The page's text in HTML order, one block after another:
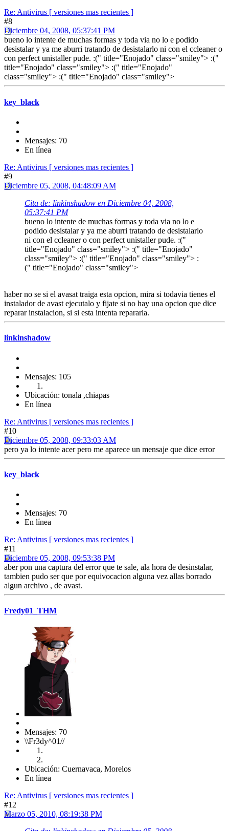
Re: Antivirus [ versiones mas recientes ]
#8
Diciembre 04, 2008, 05:37:41 PM
bueno lo intente de muchas formas y toda via no lo e podido
desistalar y ya me aburri tratando de desistalarlo ni con el ccleaner o
con perfect unistaller pude. :(" title="Enojado" class="smiley"> :("
title="Enojado" class="smiley"> :(" title="Enojado"
class="smiley"> :(" title="Enojado" class="smiley">
key_black
Mensajes: 70
En línea
Re: Antivirus [ versiones mas recientes ]
#9
Diciembre 05, 2008, 04:48:09 AM
Cita de: linkinshadow en Diciembre 04, 2008,
05:37:41 PM
bueno lo intente de muchas formas y toda via no lo e
podido desistalar y ya me aburri tratando de desistalarlo
ni con el ccleaner o con perfect unistaller pude. :("
title="Enojado" class="smiley"> :(" title="Enojado"
class="smiley"> :(" title="Enojado" class="smiley"> :
(" title="Enojado" class="smiley">
haber no se si el avasat traiga esta opcion, mira si todavia tienes el
instalador de avast ejecutalo y fijate si no hay una opcion que dice
reparar instalacion, si si esta intenta repararla.
linkinshadow
Mensajes: 105
Ubicación: tonala ,chiapas
En línea
Re: Antivirus [ versiones mas recientes ]
#10
Diciembre 05, 2008, 09:33:03 AM
pero ya lo intente acer pero me aparece un mensaje que dice error
key_black
Mensajes: 70
En línea
Re: Antivirus [ versiones mas recientes ]
#11
Diciembre 05, 2008, 09:53:38 PM
aber pon una captura del error que te sale, ala hora de desinstalar,
tambien pudo ser que por equivocacion alguna vez allas borrado
algun archivo , de avast.
Fredy01_THM
Mensajes: 70
\\Fr3dy^01//
Ubicación: Cuernavaca, Morelos
En línea
Re: Antivirus [ versiones mas recientes ]
#12
Marzo 05, 2010, 08:19:38 PM